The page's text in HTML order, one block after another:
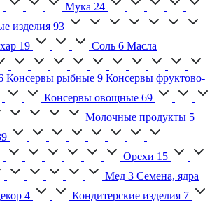
Мука 24
изделия 93
19 Соль 6 Масла
Консервы рыбные 9 Консервы фруктово-
Консервы овощные 69
Молочные продукты 5
Орехи 15
Мед 3 Семена, ядра
4 Кондитерские изделия 7